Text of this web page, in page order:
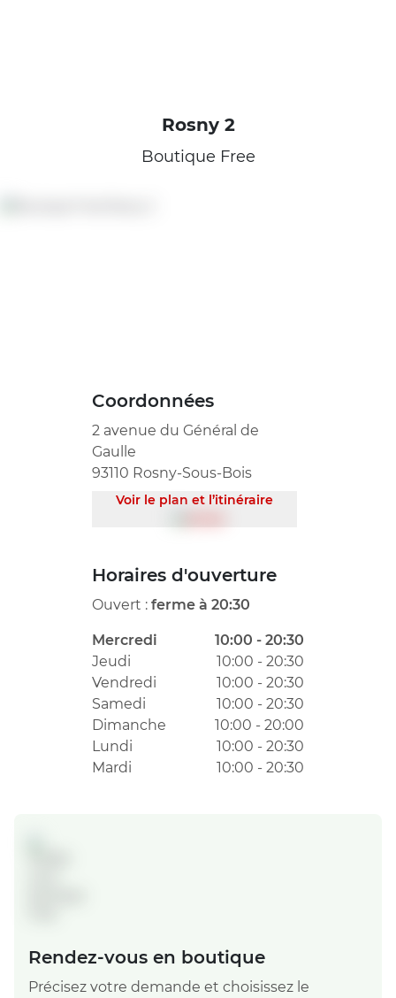
Boutique Free
Rosny 2
Coordonnées
2 avenue du Général de
Gaulle
93110 Rosny-Sous-Bois
Voir le plan et l’itinéraire
Horaires d'ouverture
Ouvert : ferme à 20:30
Mercredi
10:00 - 20:30
Jeudi
10:00 - 20:30
Vendredi
10:00 - 20:30
Samedi
10:00 - 20:30
Dimanche
10:00 - 20:00
Lundi
10:00 - 20:30
Mardi
10:00 - 20:30
Rendez-vous en boutique
Précisez votre demande et choisissez le